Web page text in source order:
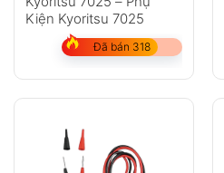
Kiện Kyoritsu 7025
Đã bán 318